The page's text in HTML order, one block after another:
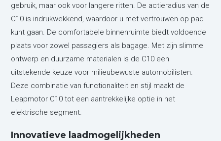
gebruik, maar ook voor langere ritten. De actieradius van de
C10 is indrukwekkend, waardoor u met vertrouwen op pad
kunt gaan. De comfortabele binnenruimte biedt voldoende
plaats voor zowel passagiers als bagage. Met zijn slimme
ontwerp en duurzame materialen is de C10 een
uitstekende keuze voor milieubewuste automobilisten.
Deze combinatie van functionaliteit en stijl maakt de
Leapmotor C10 tot een aantrekkelijke optie in het
elektrische segment.
Innovatieve laadmogelijkheden